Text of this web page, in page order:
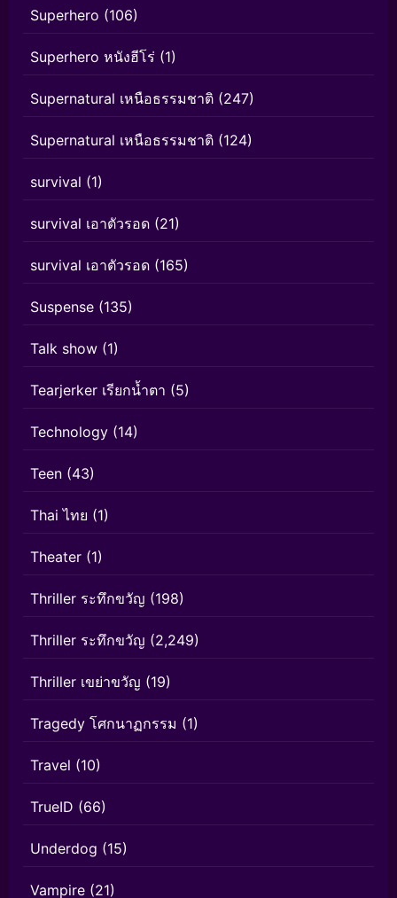
Superhero (106)
Superhero หนังฮีโร่ (1)
Supernatural เหนือธรรมชาติ (247)
Supernatural เหนือธรรมชาติ (124)
survival (1)
survival เอาตัวรอด (21)
survival เอาตัวรอด (165)
Suspense (135)
Talk show (1)
Tearjerker เรียกน้ำตา (5)
Technology (14)
Teen (43)
Thai ไทย (1)
Theater (1)
Thriller ระทึกขวัญ (198)
Thriller ระทึกขวัญ (2,249)
Thriller เขย่าขวัญ (19)
Tragedy โศกนาฏกรรม (1)
Travel (10)
TrueID (66)
Underdog (15)
Vampire (21)